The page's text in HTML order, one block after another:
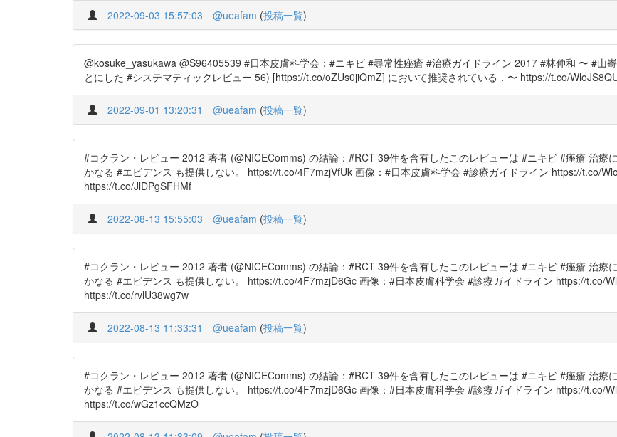
2022-09-03 15:57:03 @ueafam (投稿一覧)
@kosuke_yasukawa @S96405539 #日本皮膚科学会：#ニキビ #尋常性痤瘡 #治療ガイドライン 2017 #林伸和 〜 #山
とにした #システマティックレビュー 56) [https://t.co/oZUs0jiQmZ] において推奨されている．〜 https://t.co/
2022-09-01 13:20:31 @ueafam (投稿一覧)
#コクラン・レビュー 2012 著者 (@NICEComms) の結論：#RCT 39件を含有したこのレビューは #ニキビ #痤瘡 治療
かなる #エビデンス も提供しない。 https://t.co/4F7mzjVfUk 画像：#日本皮膚科学会 #診療ガイドライン https://t.co/
https://t.co/JlDPgSFHMf
2022-08-13 15:55:03 @ueafam (投稿一覧)
#コクラン・レビュー 2012 著者 (@NICEComms) の結論：#RCT 39件を含有したこのレビューは #ニキビ #痤瘡 治療
かなる #エビデンス も提供しない。 https://t.co/4F7mzjD6Gc 画像：#日本皮膚科学会 #診療ガイドライン https://t.co/
https://t.co/rvlU38wg7w
2022-08-13 11:33:31 @ueafam (投稿一覧)
#コクラン・レビュー 2012 著者 (@NICEComms) の結論：#RCT 39件を含有したこのレビューは #ニキビ #痤瘡 治療
かなる #エビデンス も提供しない。 https://t.co/4F7mzjD6Gc 画像：#日本皮膚科学会 #診療ガイドライン https://t.co/
https://t.co/wGz1ccQMzO